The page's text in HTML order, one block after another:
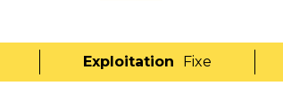
Exploitation Fixe